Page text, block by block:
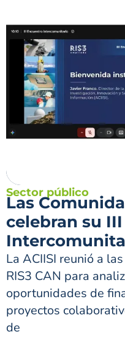
Sector público
Las
celebran su
La ACIISI reunió a
RIS3 CAN para
oportunidades de
proyectos
de